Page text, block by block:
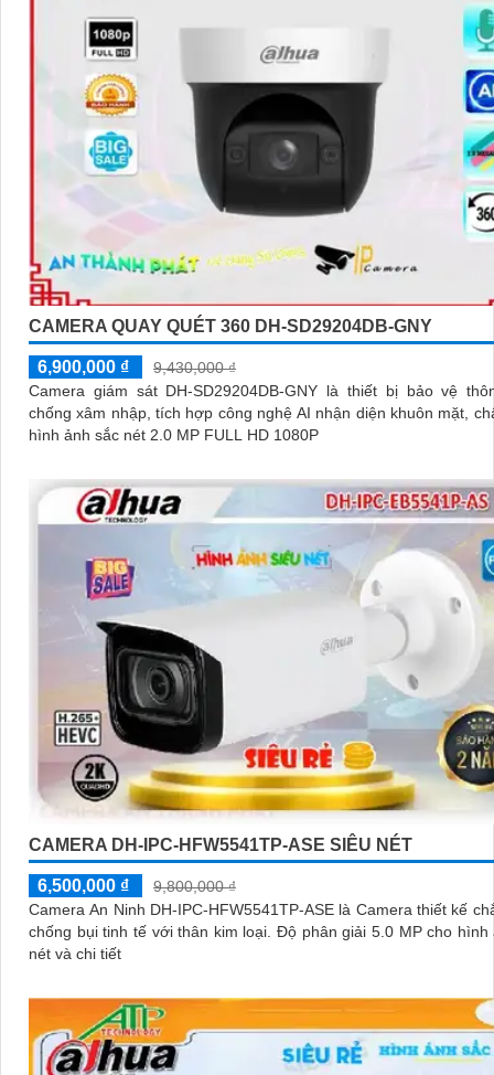
CAMERA QUAY QUÉT 360 DH-SD29204DB-GNY
6,900,000 ₫
9,430,000 ₫
Camera giám sát DH-SD29204DB-GNY là thiết bị bảo vệ
chống xâm nhập, tích hợp công nghệ AI nhận diện khuôn mặt,
hình ảnh sắc nét 2.0 MP FULL HD 1080P
CAMERA DH-IPC-HFW5541TP-ASE SIÊU NÉT
6,500,000 ₫
9,800,000 ₫
Camera An Ninh DH-IPC-HFW5541TP-ASE là Camera thiết kế
chống bụi tinh tế với thân kim loại. Độ phân giải 5.0 MP cho hình ảnh sắc
nét và chi tiết